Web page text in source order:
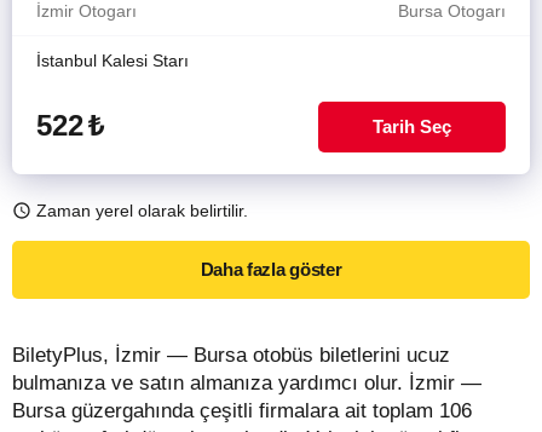
İzmir Otogarı
Bursa Otogarı
İstanbul Kalesi Starı
522₺ Tarih Seç
Zaman yerel olarak belirtilir.
Daha fazla göster
BiletyPlus, İzmir — Bursa otobüs biletlerini ucuz
bulmanıza ve satın almanıza yardımcı olur. İzmir —
Bursa güzergahında çeşitli firmalara ait toplam 106